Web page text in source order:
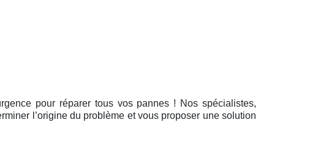
pour réparer tous vos pannes ! Nos spécialistes,
l’origine du problème et vous proposer une solution